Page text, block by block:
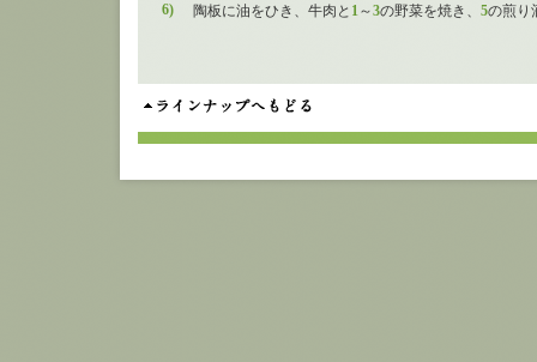
6) 陶板に油をひき、牛肉と 1～3の野菜を焼き、 5の煎り